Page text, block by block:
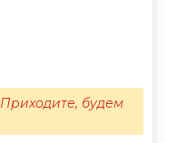
будем